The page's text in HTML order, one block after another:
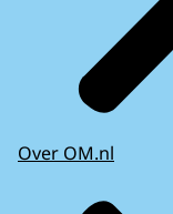
Over OM.nl